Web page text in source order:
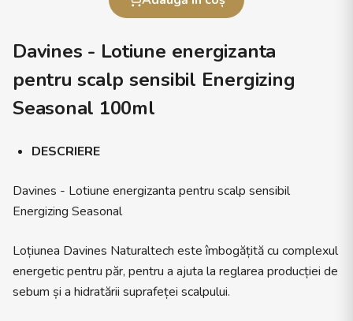
Davines - Lotiune energizanta
pentru scalp sensibil Energizing
Seasonal 100ml
DESCRIERE
Davines - Lotiune energizanta pentru scalp sensibil
Energizing Seasonal
Loțiunea Davines Naturaltech este îmbogățită cu complexul
energetic pentru păr, pentru a ajuta la reglarea producției de
sebum și a hidratării suprafeței scalpului.